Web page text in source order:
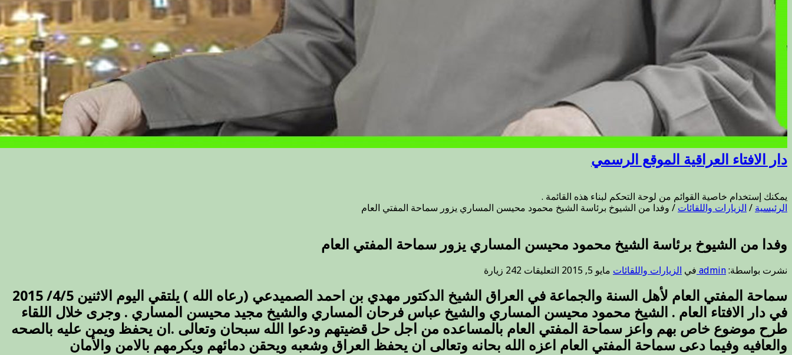
دار الافتاء العراقية الموقع الرسمي
يمكنك إستخدام خاصية القوائم من لوحة التحكم لبناء هذه القائمة .
الرئيسية / الزيارات واللقائات / وفدا من الشيوخ برئاسة الشيخ محمود محيسن المساري يزور سماحة المفتي العام
وفدا من الشيوخ برئاسة الشيخ محمود محيسن المساري يزور سماحة المفتي العام
نشرت بواسطة: admin في الزيارات واللقائات مايو 5, 2015 التعليقات على
من
الشيوخ
برئاسة
الشيخ
محمود
محيسن
242 زيارة
سماحة المفتي العام لأهل السنة والجماعة في العراق الشيخ الدكتور مهدي بن احمد الصميدعي (رعاه الله ) يلتقي اليوم الاثنين 4/5/ 2015
في دار الافتاء العام . الشيخ محمود محيسن المساري والشيخ عباس فرحان المساري والشيخ مجيد محيسن المساري . وجرى خلال اللقاء
طرح موضوع خاص بهم واعز سماحة المفتي العام بالمساعده من اجل حل قضيتهم ودعوا الله سبحان وتعالى .ان يحفظ ويمن عليه بالصحه
والعافيه وفيما دعى سماحة المفتي العام اعزه الله بحانه وتعالى ان يحفظ العراق وشعبه ويحقن دمائهم ويكرمهم بالامن والأمان